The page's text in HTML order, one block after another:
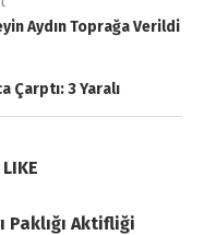
Aydın Toprağa Verildi
Çarptı: 3 Yaralı
Paklığı Aktifliği